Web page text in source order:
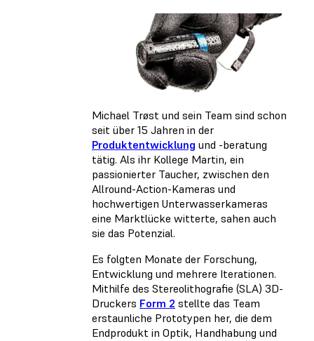
Michael Trøst und sein Team sind schon
seit über 15 Jahren in der
Produktentwicklung und -beratung
tätig. Als ihr Kollege Martin, ein
passionierter Taucher, zwischen den
Allround-Action-Kameras und
hochwertigen Unterwasserkameras
eine Marktlücke witterte, sahen auch
sie das Potenzial.
Es folgten Monate der Forschung,
Entwicklung und mehrere Iterationen.
Mithilfe des Stereolithografie (SLA) 3D-
Druckers Form 2 stellte das Team
erstaunliche Prototypen her, die dem
Endprodukt in Optik, Handhabung und